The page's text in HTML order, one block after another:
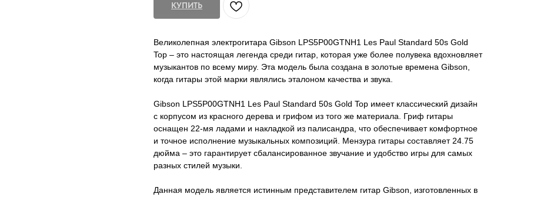
КУПИТЬ
Великолепная электрогитара Gibson LPS5P00GTNH1 Les Paul Standard 50s Gold
Top – это настоящая легенда среди гитар, которая уже более полувека вдохновляет
музыкантов по всему миру. Эта модель была создана в золотые времена Gibson,
когда гитары этой марки являлись эталоном качества и звука.
Gibson LPS5P00GTNH1 Les Paul Standard 50s Gold Top имеет классический дизайн
с корпусом из красного дерева и грифом из того же материала. Гриф гитары
оснащен 22-мя ладами и накладкой из палисандра, что обеспечивает комфортное
и точное исполнение музыкальных композиций. Мензура гитары составляет 24.75
дюйма – это гарантирует сбалансированное звучание и удобство игры для самых
разных стилей музыки.
Данная модель является истинным представителем гитар Gibson, изготовленных в